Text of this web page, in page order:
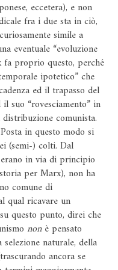
eccetera), e non
fra i due sta in ciò,
simile a
eventuale “evoluzione
proprio questo, perché
ipotetico” che
ed il trapasso del
suo “rovesciamento” in
comunista.
in questo modo si
(semi-) colti. Dal
in via di principio
per Marx), non ha
comune di
qual ricavare un
questo punto, direi che
nonè pensato
naturale, della
ancora se